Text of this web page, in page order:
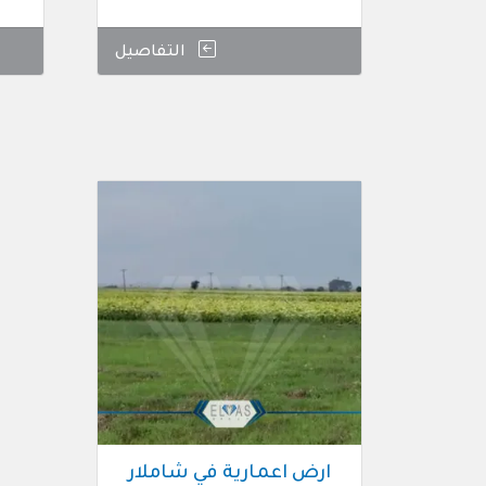
التفاصيل
ارض اعمارية في شاملار